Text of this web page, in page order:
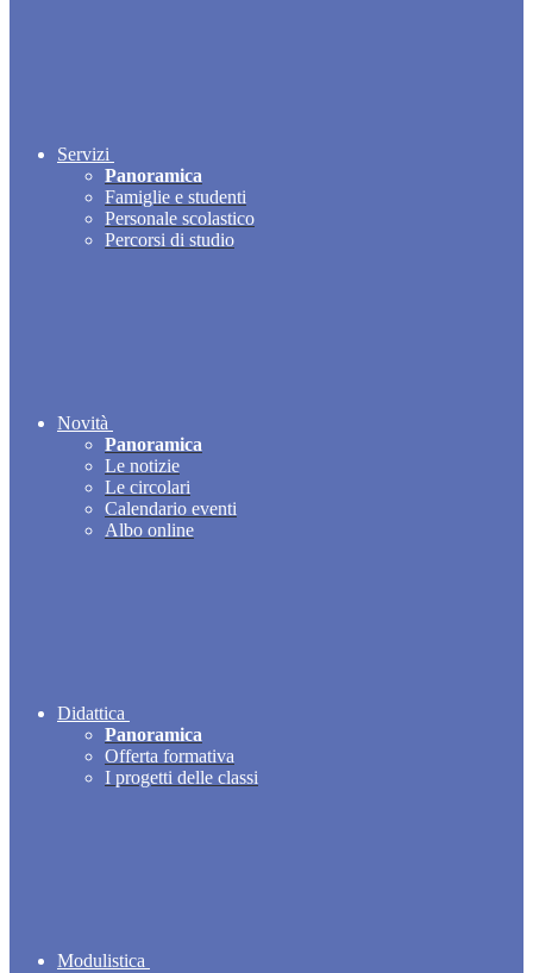
Servizi
Panoramica
Famiglie e studenti
Personale scolastico
Percorsi di studio
Novità
Panoramica
Le notizie
Le circolari
Calendario eventi
Albo online
Didattica
Panoramica
Offerta formativa
I progetti delle classi
Modulistica